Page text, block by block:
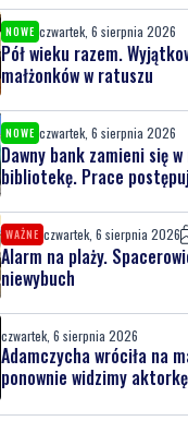
NOWE czwartek, 6 sierpnia 2026
Pół wieku razem.
małżonków w ratuszu
NOWE czwartek, 6 sierpnia 2026
Dawny bank zamieni się
bibliotekę. Prace
WAŻNE czwartek, 6 sierpnia 2026
Alarm na plaży.
niewybuch
czwartek, 6 sierpnia 2026
Adamczycha wróciła na
ponownie widzimy